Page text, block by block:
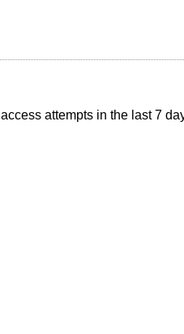
access attempts in the last 7